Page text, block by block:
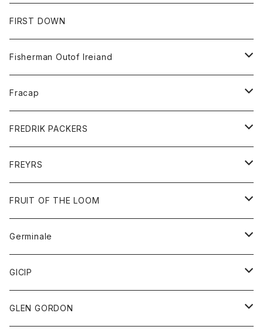
パンツ
コート
ジャケット
Tシャツ
ボトム
スエットシャツ
スエットパンツ
グッズ
帽子
アクセサリー
FIRST DOWN
Fisherman Outof Ireiand
ニット
Fracap
グッズ
靴
FREDRIK PACKERS
アクセサリー
バッグ
FREYRS
サングラス
FRUIT OF THE LOOM
アウター
パーカー
グッズ
ネクタイ
トップス
Germinale
靴
サンダル
GICIP
トップス
GLEN GORDON